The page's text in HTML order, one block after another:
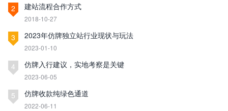
2 建站流程合作方式
2018-10-27
3 2023年仿牌独立站行业现状与玩法
2023-01-10
4 仿牌入行建议，实地考察是关键
2023-06-05
5 仿牌收款纯绿色通道
2022-06-11